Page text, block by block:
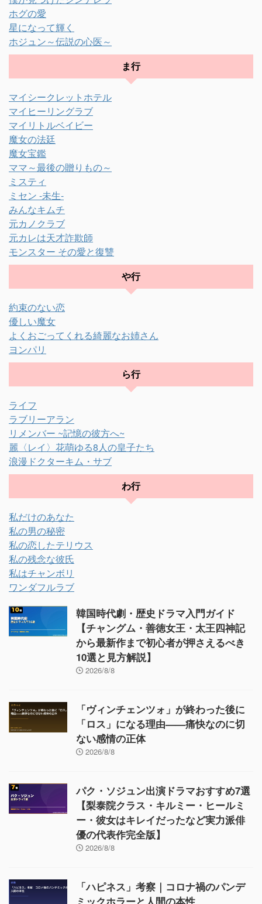
ホグの愛
星になって輝く
ホジュン～伝説の心医～
ま行
マイシークレットホテル
マイヒーリングラブ
マイリトルベイビー
魔女の法廷
魔女宝鑑
ママ～最後の贈りもの～
ミスティ
ミセン -未生-
みんなキムチ
元カノクラブ
元カレは天才詐欺師
モンスター その愛と復讐
や行
約束のない恋
優しい魔女
よくおごってくれる綺麗なお姉さん
ヨンパリ
ら行
ライフ
ラブリーアラン
リメンバー ~記憶の彼方へ~
麗〈レイ〉花萌ゆる8人の皇子たち
浪漫ドクターキム・サブ
わ行
私だけのあなた
私の男の秘密
私の恋したテリウス
私の残念な彼氏
私はチャンボリ
ワンダフルラブ
韓国時代劇・歴史ドラマ入門ガイド
【チャングム・善徳女王・太王四神記
から最新作まで初心者が押さえるべき
10選と見方解説】
2026/8/8
「ヴィンチェンツォ」が終わった後に
「ロス」になる理由——痛快なのに切
ない感情の正体
2026/8/8
パク・ソジュン出演ドラマおすすめ7選
【梨泰院クラス・キルミー・ヒールミ
ー・彼女はキレイだったなど実力派俳
優の代表作完全版】
2026/8/8
「ハピネス」考察｜コロナ禍のパンデ
ミックホラーと人間の本性